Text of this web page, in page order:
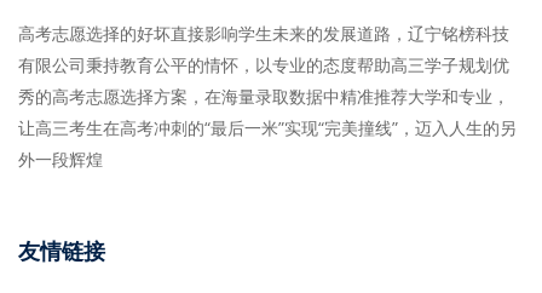
高考志愿选择的好坏直接影响学生未来的发展道路，辽宁铭榜科技
有限公司秉持教育公平的情怀，以专业的态度帮助高三学子规划优
秀的高考志愿选择方案，在海量录取数据中精准推荐大学和专业，
让高三考生在高考冲刺的“最后一米”实现“完美撞线”，迈入人生的另
外一段辉煌
友情链接